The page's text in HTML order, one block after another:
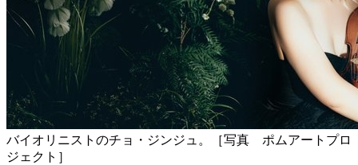
バイオリニストのチョ・ジンジュ。［写真 ポムアートプロ
ジェクト］